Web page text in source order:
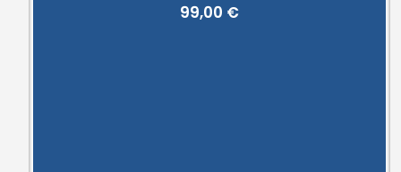
99,00 €